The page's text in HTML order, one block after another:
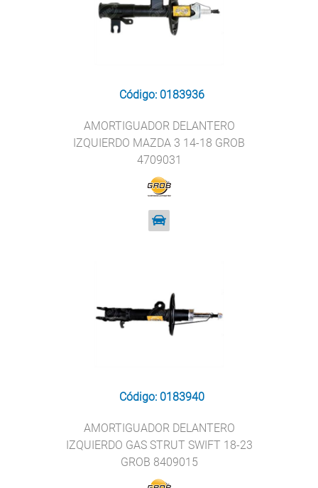
Código: 0183936
AMORTIGUADOR DELANTERO
IZQUIERDO MAZDA 3 14-18 GROB
4709031
Código: 0183940
AMORTIGUADOR DELANTERO
IZQUIERDO GAS STRUT SWIFT 18-23
GROB 8409015